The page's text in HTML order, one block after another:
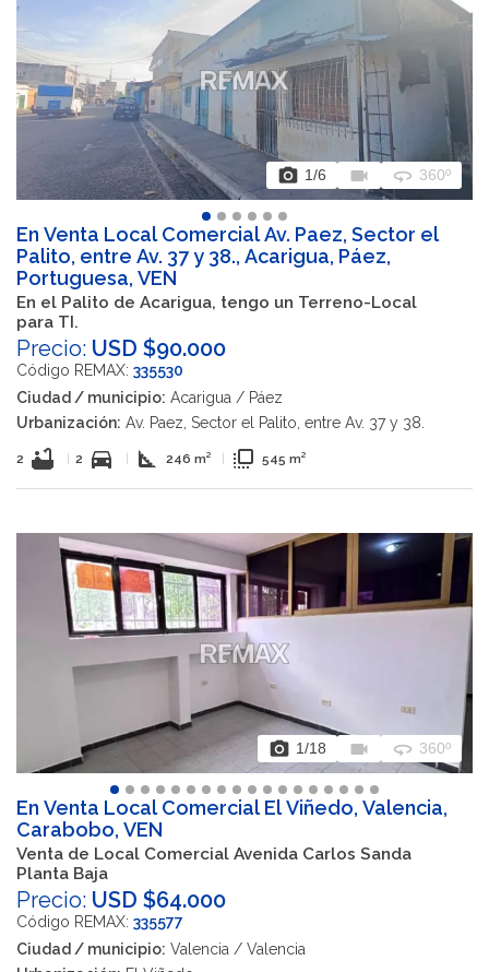
photo_camera 1/6 videocam 360 360º
En Venta Local Comercial Av. Paez, Sector el
Palito, entre Av. 37 y 38., Acarigua, Páez,
Portuguesa, VEN
En el Palito de Acarigua, tengo un Terreno-Local
para TI.
Precio: USD $90.000
Código REMAX: 335530
Ciudad / municipio: Acarigua / Páez
Urbanización: Av. Paez, Sector el Palito, entre Av. 37 y 38.
2 bathtub 2 directions_car square_foot 246 m² flip_to_front 545 m²
photo_camera 1/18 videocam 360 360º
En Venta Local Comercial El Viñedo, Valencia,
Carabobo, VEN
Venta de Local Comercial Avenida Carlos Sanda
Planta Baja
Precio: USD $64.000
Código REMAX: 335577
Ciudad / municipio: Valencia / Valencia